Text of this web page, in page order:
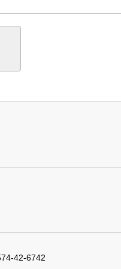
42-6742